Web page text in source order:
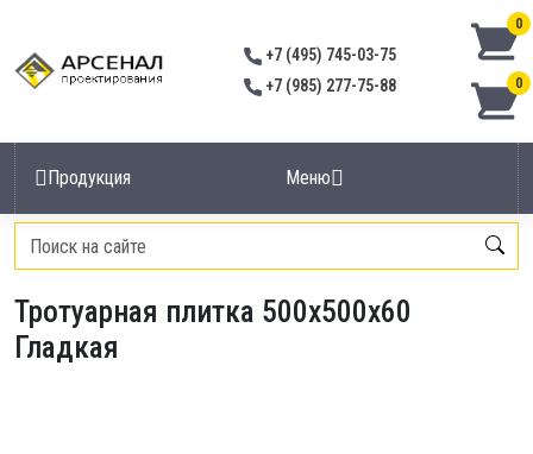
+7 (495) 745-03-75
+7 (985) 277-75-88
0
0
Продукция Меню
Главная Тротуарная плитка Тротуарная плитка 500х500х60 Гладкая
Тротуарная плитка 500х500х60
Гладкая